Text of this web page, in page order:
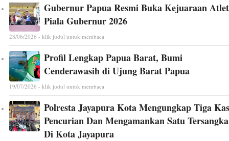
Gubernur Papua Resmi Buka Kejuaraan
Piala Gubernur 2026
28/06/2026 - klik judul untuk membaca
Profil Lengkap Papua Barat, Bumi
Cenderawasih di Ujung Barat Papua
19/07/2026 - klik judul untuk membaca
Polresta Jayapura Kota Mengungkap Tiga
Pencurian Dan Mengamankan Satu Tersangka
Di Kota Jayapura